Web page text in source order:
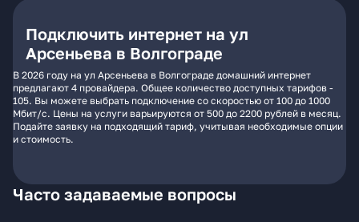
Подключить интернет на ул
Арсеньева в Волгограде
В 2026 году на ул Арсеньева в Волгограде домашний интернет
предлагают 4 провайдера. Общее количество доступных тарифов -
105. Вы можете выбрать подключение со скоростью от 100 до 1000
Мбит/с. Цены на услуги варьируются от 500 до 2200 рублей в месяц.
Подайте заявку на подходящий тариф, учитывая необходимые опции
и стоимость.
Часто задаваемые вопросы